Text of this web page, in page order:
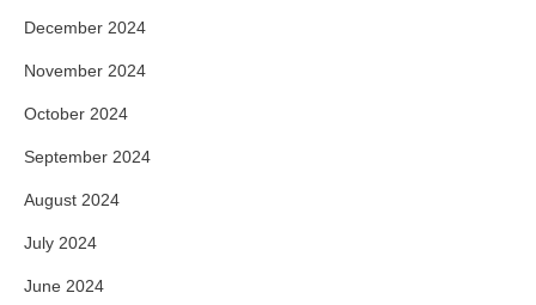
December 2024
November 2024
October 2024
September 2024
August 2024
July 2024
June 2024